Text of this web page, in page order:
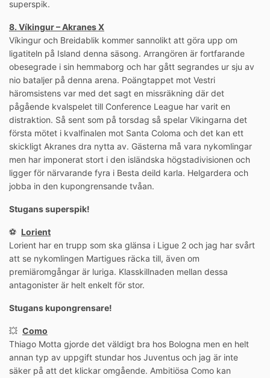
superspik.
8. Víkingur – Akranes X
Víkingur och Breidablik kommer sannolikt att göra upp om
ligatiteln på Island denna säsong. Arrangören är fortfarande
obesegrade i sin hemmaborg och har gått segrandes ur sju av
nio bataljer på denna arena. Poängtappet mot Vestri
häromsistens var med det sagt en missräkning där det
pågående kvalspelet till Conference League har varit en
distraktion. Så sent som på torsdag så spelar Vikingarna det
första mötet i kvalfinalen mot Santa Coloma och det kan ett
skickligt Akranes dra nytta av. Gästerna må vara nykomlingar
men har imponerat stort i den isländska högstadivisionen och
ligger för närvarande fyra i Besta deild karla. Helgardera och
jobba in den kupongrensande tvåan.
Stugans superspik!
⚽️ Lorient
Lorient har en trupp som ska glänsa i Ligue 2 och jag har svårt
att se nykomlingen Martigues räcka till, även om
premiäromgångar är luriga. Klasskillnaden mellan dessa
antagonister är helt enkelt för stor.
Stugans kupongrensare!
💥 Como
Thiago Motta gjorde det väldigt bra hos Bologna men en helt
annan typ av uppgift stundar hos Juventus och jag är inte
säker på att det klickar omgående. Ambitiösa Como kan